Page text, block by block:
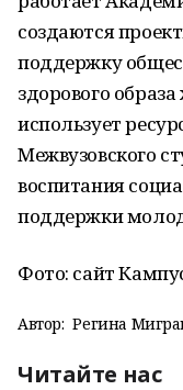
создаются
поддержку
здорового
использует
Межвузовского
воспитания
поддержки
Фото: сайт
Автор: Регина
Читайте нас